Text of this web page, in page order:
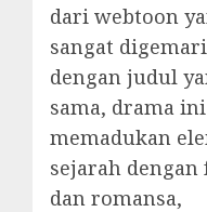
dari webtoon
sangat digemari
dengan judul
sama, drama ini
memadukan
sejarah dengan
dan romansa,